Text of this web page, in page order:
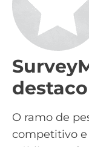
O ramo de
competitivo e